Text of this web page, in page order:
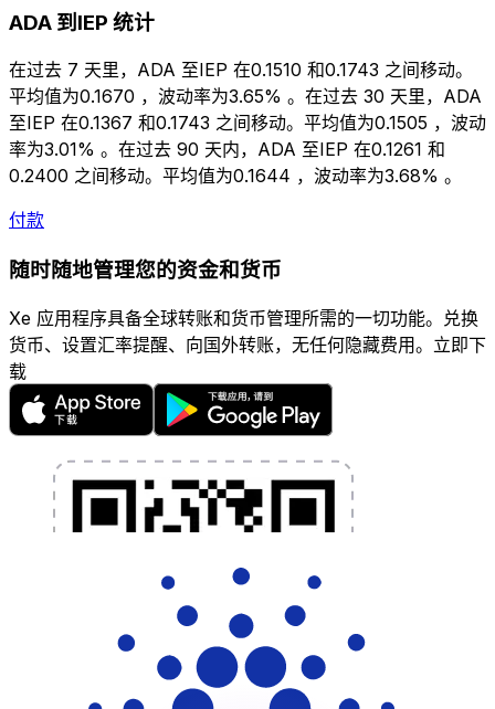
ADA 到IEP 统计
在过去 7 天里，ADA 至IEP 在0.1510 和0.1743 之间移动。
平均值为0.1670 ，波动率为3.65% 。在过去 30 天里，ADA
至IEP 在0.1367 和0.1743 之间移动。平均值为0.1505 ，波动
率为3.01% 。在过去 90 天内，ADA 至IEP 在0.1261 和
0.2400 之间移动。平均值为0.1644 ，波动率为3.68% 。
付款
随时随地管理您的资金和货币
Xe 应用程序具备全球转账和货币管理所需的一切功能。兑换
货币、设置汇率提醒、向国外转账，无任何隐藏费用。立即下
载